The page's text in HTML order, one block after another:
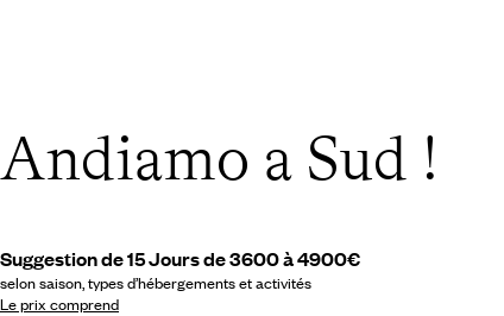
Andiamo a Sud !
Suggestion de 15 Jours de 3600 à 4900€
selon saison, types d’hébergements et activités
Le prix comprend